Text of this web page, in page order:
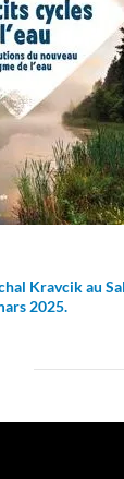
Kravcik au
2025.